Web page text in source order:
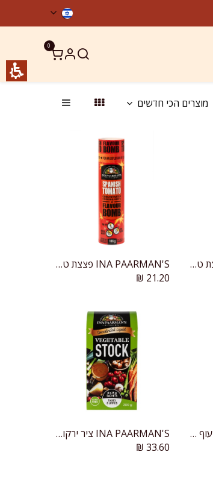
0
מוצרים הכי חדשים
INA PAARMAN'S פצצת טעם – פלפל סטייקהאוס
הוספה לעגלה
INA PAARMAN'S פצצת טעם - מחית תיבול עם עגבניות בנוסח ספרדי
21.20
₪
INA PAARMAN'S ציר עוף מרוכז
הוספה לעגלה
INA PAARMAN'S ציר ירקות מרוכז
33.60
₪